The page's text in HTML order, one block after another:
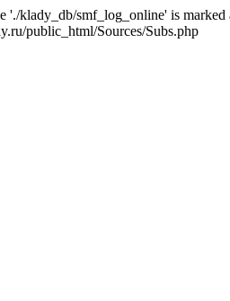
klady_db/smf_log_online' is marked
public_html/Sources/Subs.php